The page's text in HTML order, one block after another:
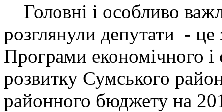
Головні і особливо
розглянули депутати -
Програми економічного і
розвитку Сумського
районного бюджету на